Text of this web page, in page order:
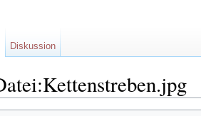
Diskussion